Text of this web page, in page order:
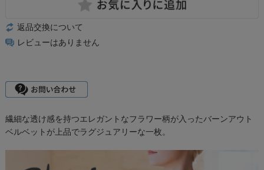
返品交換について
レビューはありません
繊細な透け感を持つエレガントなフラワー柄が入ったバーンアウト
ベルベットが上品でラグジュアリーな一枚。